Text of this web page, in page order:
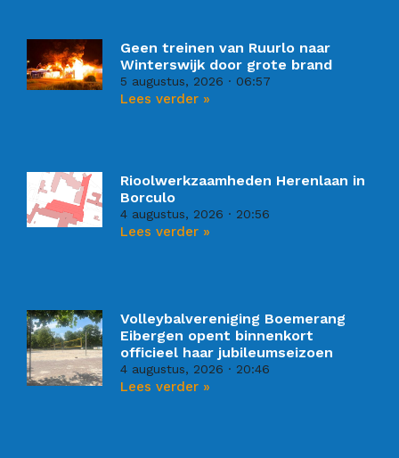
Geen treinen van Ruurlo naar
Winterswijk door grote brand
5 augustus, 2026 06:57
Lees verder »
Rioolwerkzaamheden Herenlaan in
Borculo
4 augustus, 2026 20:56
Lees verder »
Volleybalvereniging Boemerang
Eibergen opent binnenkort
officieel haar jubileumseizoen
4 augustus, 2026 20:46
Lees verder »